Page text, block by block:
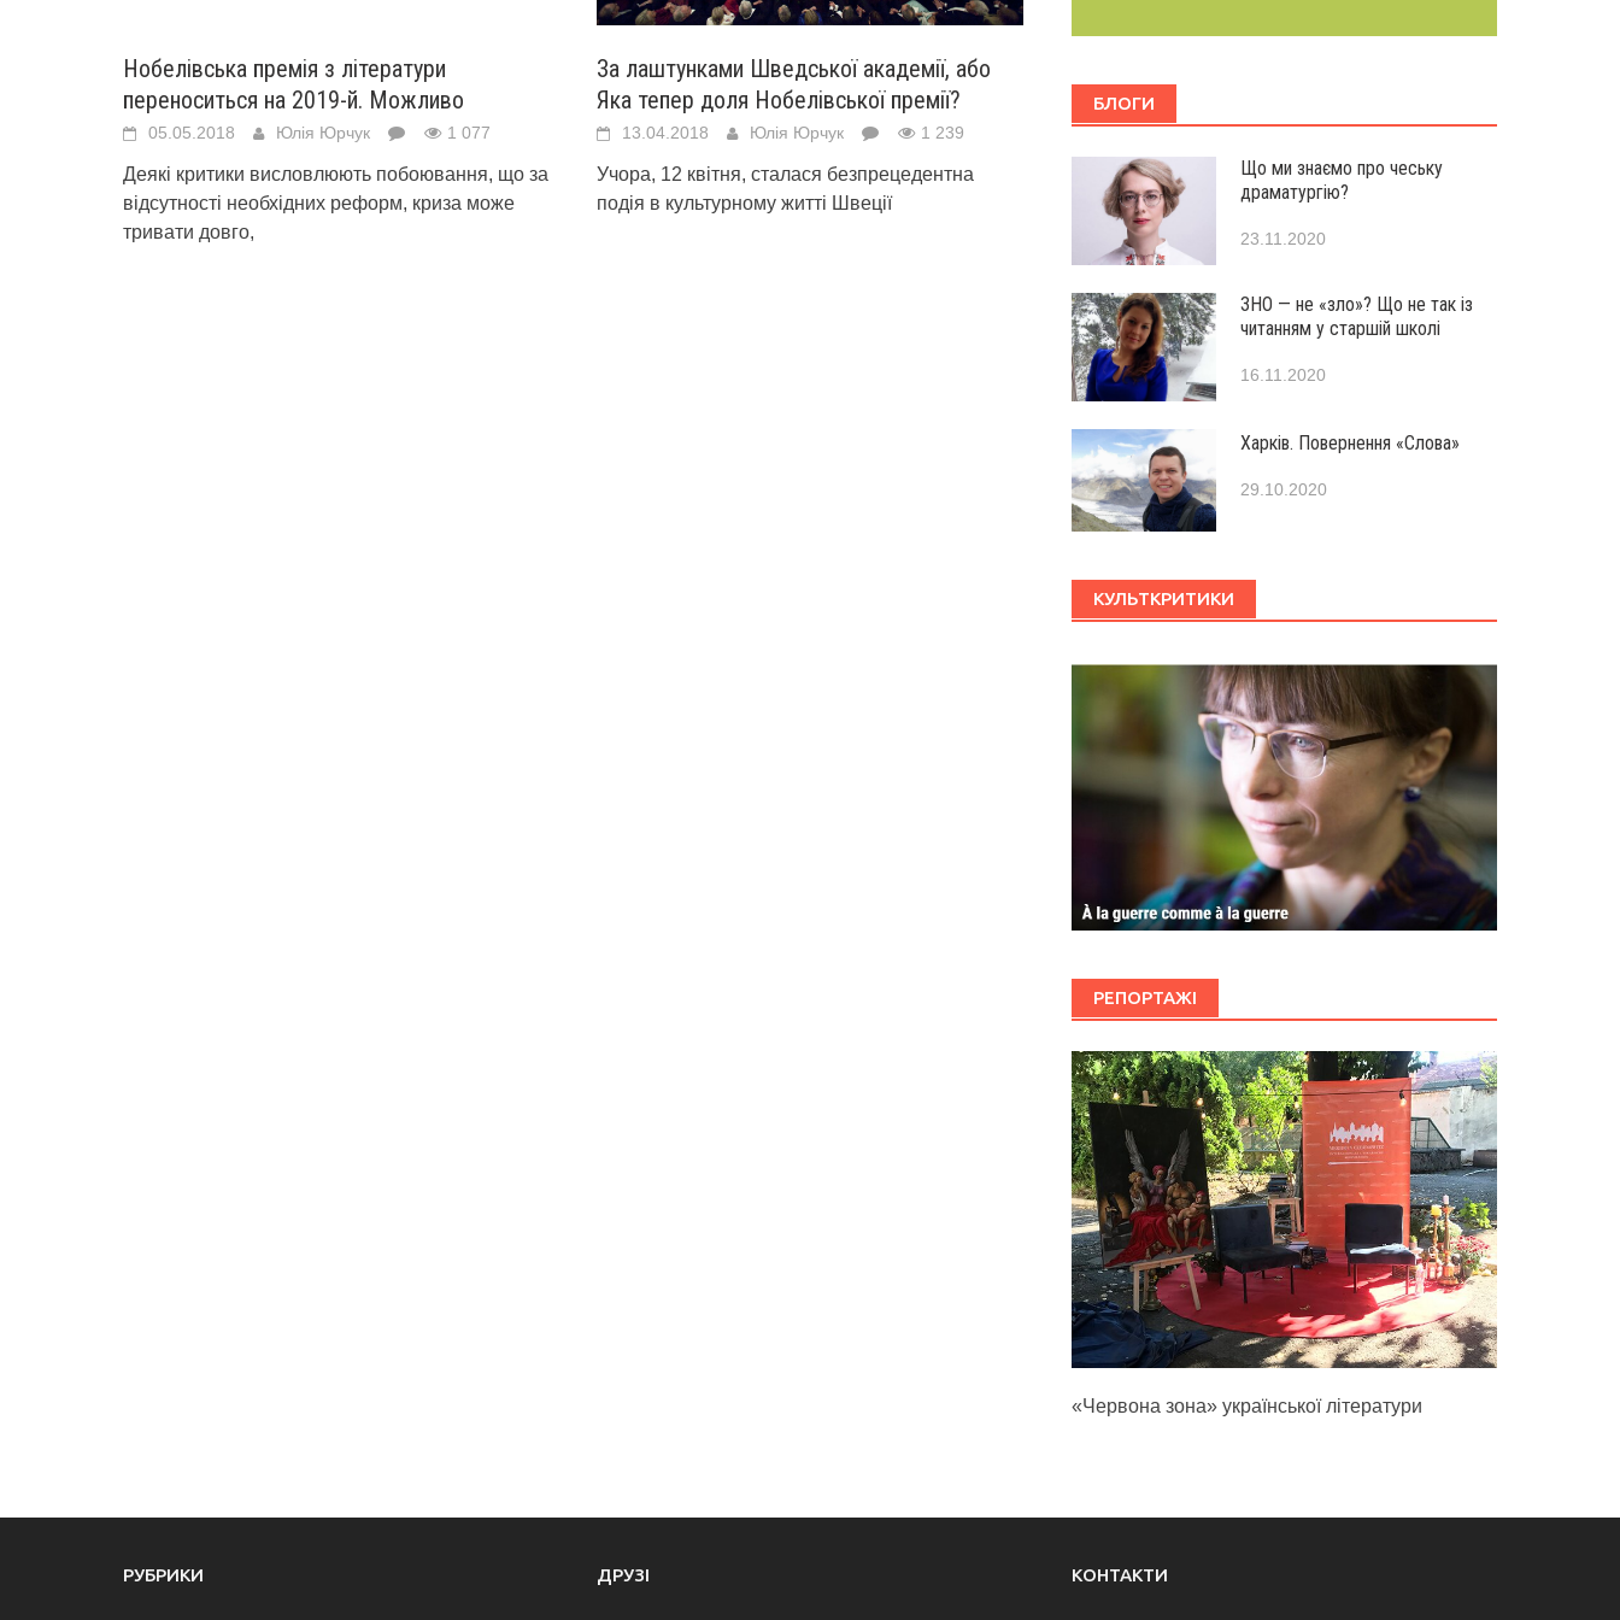
Нобелівська премія з літератури
переноситься на 2019-й. Можливо
05.05.2018 Юлія Юрчук 1 077
Деякі критики висловлюють побоювання, що за
відсутності необхідних реформ, криза може
тривати довго,
За лаштунками Шведської академії, або
Яка тепер доля Нобелівської премії?
13.04.2018 Юлія Юрчук 1 239
Учора, 12 квітня, сталася безпрецедентна
подія в культурному житті Швеції
БЛОГИ
Що ми знаємо про чеську
драматургію?
23.11.2020
ЗНО — не «зло»? Що не так із
читанням у старшій школі
16.11.2020
Харків. Повернення «Слова»
29.10.2020
КУЛЬТКРИТИКИ
РЕПОРТАЖІ
«Червона зона» української літератури
РУБРИКИ ДРУЗІ КОНТАКТИ